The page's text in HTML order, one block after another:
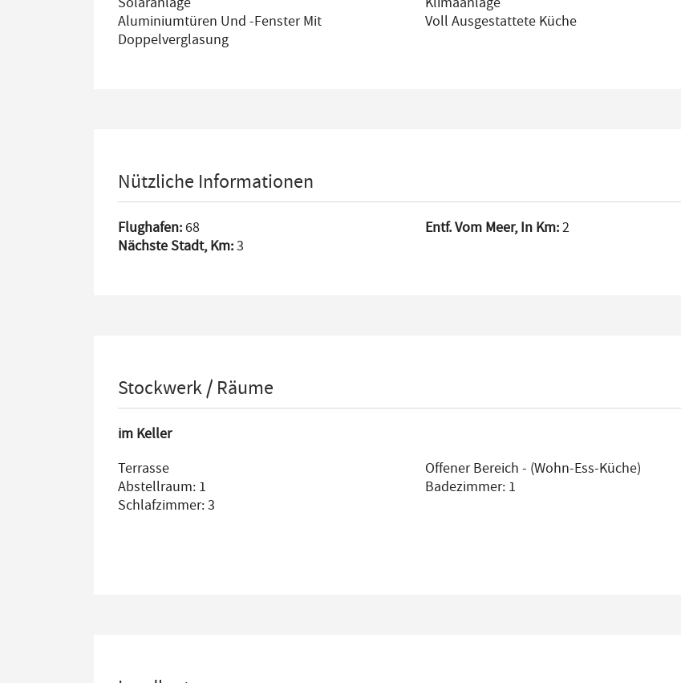
Aluminiumtüren Und -fenster Mit
Doppelverglasung
Voll Ausgestattete Küche
Nützliche Informationen
Flughafen:68 Entf. Vom Meer, In Km:2
Nächste Stadt, Km:3
Stockwerk / Räume
im Keller
Terrasse
Offener Bereich - (Wohn-Ess-Küche)
Abstellraum: 1
Badezimmer: 1
Schlafzimmer: 3